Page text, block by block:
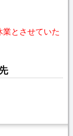
とさせていた